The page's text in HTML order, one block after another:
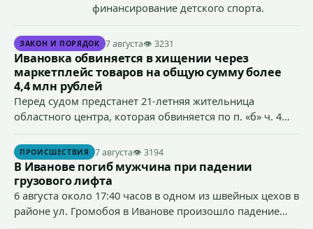
финансирование детского спорта.
ЗАКОН И ПОРЯДОК 7 августа👁 3231
Ивановка обвиняется в хищении через
маркетплейс товаров на общую сумму более
4,4 млн рублей
Перед судом предстанет 21-летняя жительница
областного центра, которая обвиняется по п. «б» ч. 4
сумму более 4,4 млн рублей через маркетплейс.
ПРОИСШЕСТВИЯ 7 августа👁 3194
В Иванове погиб мужчина при падении
грузового лифта
6 августа около 17:40 часов в одном из швейных цехов в
районе ул. Громобоя в Иванове произошло падение